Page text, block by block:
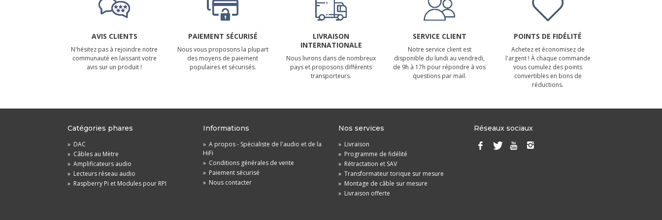
AVIS CLIENTS
N'hésitez pas à rejoindre notre
communauté en laissant votre
avis sur un produit !
PAIEMENT SÉCURISÉ
Nous vous proposons la plupart
des moyens de paiement
populaires et sécurisés.
LIVRAISON
INTERNATIONALE
Nous livrons dans de nombreux
pays et proposons différents
transporteurs.
SERVICE CLIENT
Notre service client est
disponible du lundi au vendredi,
de 9h à 17h pour répondre à vos
questions par mail.
POINTS DE FIDÉLITÉ
Achetez et économisez de
l'argent ! À chaque commande
vous cumulez des points
convertibles en bons de
réductions.
Catégories phares
» DAC
» Câbles au Mètre
» Amplificateurs audio
» Lecteurs réseau audio
» Raspberry Pi et Modules pour RPI
Informations
» A propos - Spécialiste de l'audio et de la
HiFi
» Conditions générales de vente
» Paiement sécurisé
» Nous contacter
Nos services
» Livraison
» Programme de fidélité
» Rétractation et SAV
» Transformateur torique sur mesure
» Montage de câble sur mesure
» Livraison offerte
Réseaux sociaux